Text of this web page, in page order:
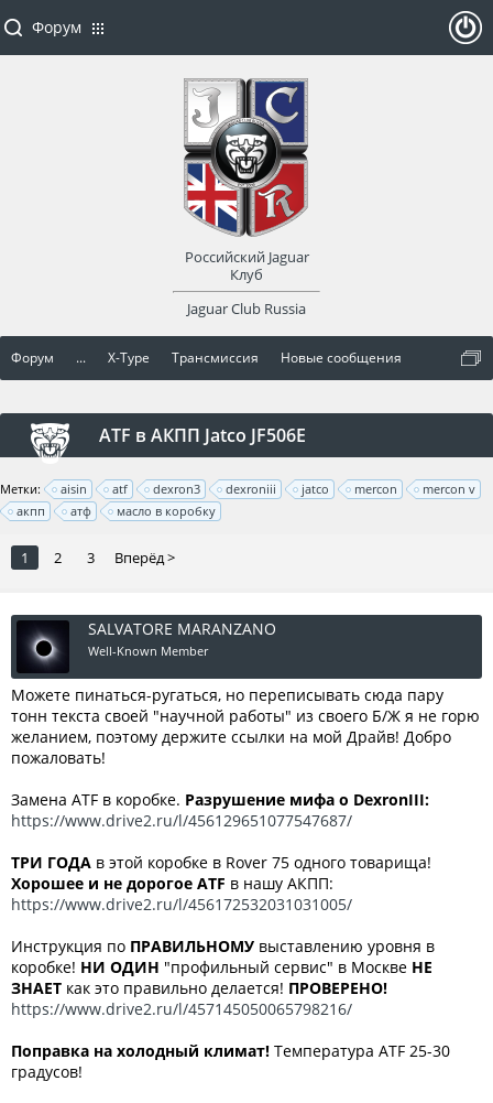
Форум ... X-Type Трансмиссия Новые сообщения
ATF в АКПП Jatco JF506E
Метки: aisin atf dexron3 dexroniii jatco mercon
mercon v
акпп
атф масло в коробку
1 2 3 Вперёд >
SALVATORE MARANZANO
Well-Known Member
Можете пинаться-ругаться, но переписывать сюда пару
тонн текста своей "научной работы" из своего Б/Ж я не горю
желанием, поэтому держите ссылки на мой Драйв! Добро
пожаловать!
Замена ATF в коробке. Разрушение мифа о DexronIII:
https://www.drive2.ru/l/456129651077547687/
ТРИ ГОДА в этой коробке в Rover 75 одного товарища!
Хорошее и не дорогое ATF в нашу АКПП:
https://www.drive2.ru/l/456172532031031005/
Инструкция по ПРАВИЛЬНОМУ выставлению уровня в
коробке! НИ ОДИН "профильный сервис" в Москве НЕ
ЗНАЕТ как это правильно делается! ПРОВЕРЕНО!
https://www.drive2.ru/l/457145050065798216/
Поправка на холодный климат! Температура ATF 25-30
градусов!
Форум
Российский Jaguar
Клуб
Jaguar Club Russia
оват